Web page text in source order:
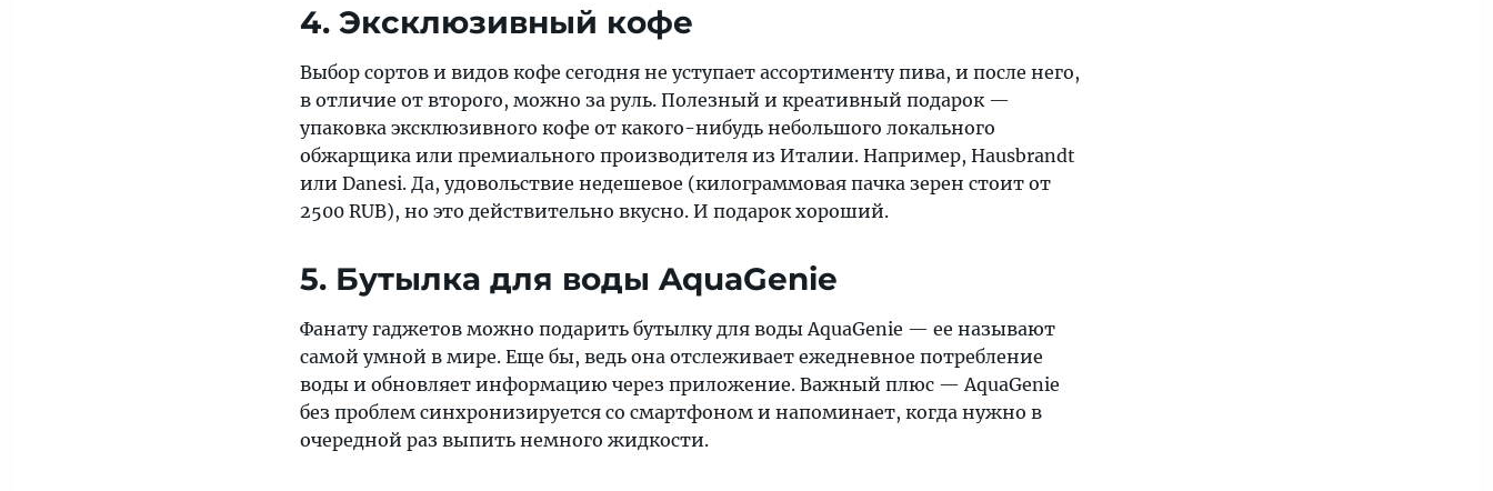
4. Эксклюзивный кофе
Выбор сортов и видов кофе сегодня не уступает ассортименту пива, и после него,
в отличие от второго, можно за руль. Полезный и креативный подарок —
упаковка эксклюзивного кофе от какого-нибудь небольшого локального
обжарщика или премиального производителя из Италии. Например, Hausbrandt
или Danesi. Да, удовольствие недешевое (килограммовая пачка зерен стоит от
2500 RUB), но это действительно вкусно. И подарок хороший.
5. Бутылка для воды AquaGenie
Фанату гаджетов можно подарить бутылку для воды AquaGenie — ее называют
самой умной в мире. Еще бы, ведь она отслеживает ежедневное потребление
воды и обновляет информацию через приложение. Важный плюс — AquaGenie
без проблем синхронизируется со смартфоном и напоминает, когда нужно в
очередной раз выпить немного жидкости.